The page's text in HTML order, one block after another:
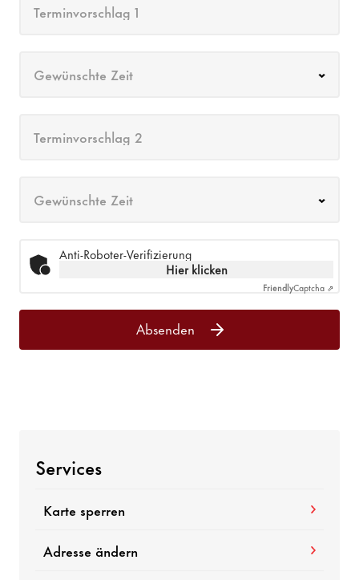
Terminvorschlag 1
Gewünschte Zeit
Terminvorschlag 2
Gewünschte Zeit
Anti-Roboter-Verifizierung
Hier klicken
FriendlyCaptcha ⇗
Absenden
Services
Karte sperren
Adresse ändern